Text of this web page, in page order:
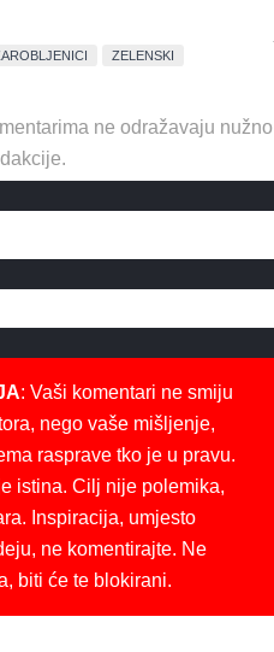
ZELENSKI
ne odražavaju nužno
: Vaši komentari ne smiju
nego vaše mišljenje,
rasprave tko je u pravu.
istina. Cilj nije polemika,
Inspiracija, umjesto
ne komentirajte. Ne
biti će te blokirani.